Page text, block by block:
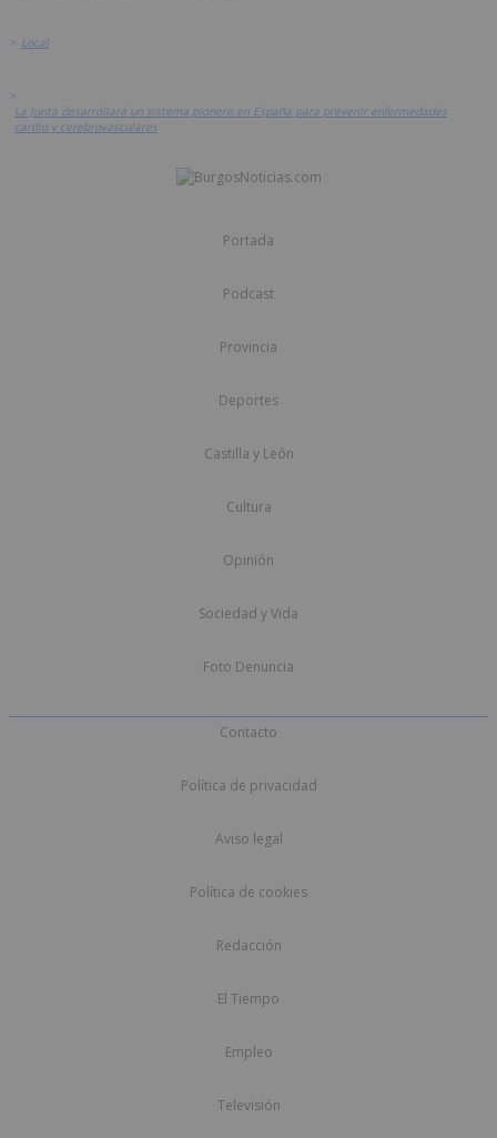
> Local
>
La Junta desarrollará un sistema pionero en España para prevenir enfermedades
cardio y cerebrovasculares
Portada
Podcast
Provincia
Deportes
Castilla y León
Cultura
Opinión
Sociedad y Vida
Foto Denuncia
Contacto
Política de privacidad
Aviso legal
Política de cookies
Redacción
El Tiempo
Empleo
Televisión